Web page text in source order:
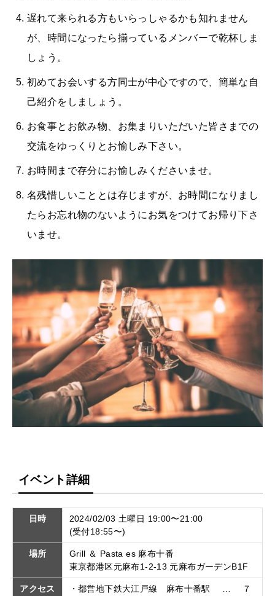
遅れて来られる方もいらっしゃるかも知れません
が、時間になったら揃っているメンバーで乾杯しま
しょう。
初めてお会いする方同士が中心ですので、簡単な自
己紹介をしましょう。
お食事とお飲み物、お集まりいただいた皆さまでの
交流をゆっくりとお愉しみ下さい。
お時間まで存分にお愉しみくださいませ。
名残惜しいこととは存じますが、お時間になりまし
たらお忘れ物のないようにお気をつけてお帰り下さ
いませ。
イベント詳細
日時
2024/02/03 土曜日 19:00〜21:00
(受付18:55〜)
場所
Grill ＆ Pasta es 麻布十番
東京都港区元麻布1-2-13 元麻布ガーデンB1F
アクセス ・都営地下鉄大江戸線 麻布十番駅 … ７